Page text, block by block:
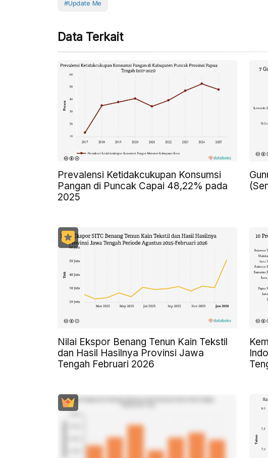
#Update Me
Data Terkait
Prevalensi Ketidakcukupan Konsumsi
Pangan di Puncak Capai 48,22% pada
2025
Nilai Ekspor Benang Tenun Kain Tekstil
dan Hasil Hasilnya Provinsi Jawa
Tengah Februari 2026